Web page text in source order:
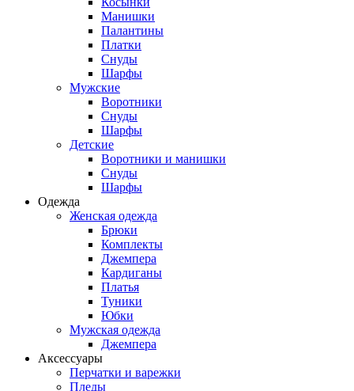
Манишки
Палантины
Платки
Снуды
Шарфы
Мужские
Воротники
Снуды
Шарфы
Детские
Воротники и манишки
Снуды
Шарфы
Одежда
Женская одежда
Брюки
Комплекты
Джемпера
Кардиганы
Платья
Туники
Юбки
Мужская одежда
Джемпера
Аксессуары
Перчатки и варежки
Пледы